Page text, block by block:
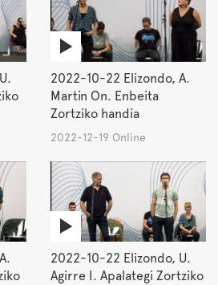
2022-10-22 Elizondo, A.
Martin On. Enbeita
Zortziko handia
2022-12-19 Online
2022-10-22 Elizondo, U.
Agirre I. Apalategi Zortziko